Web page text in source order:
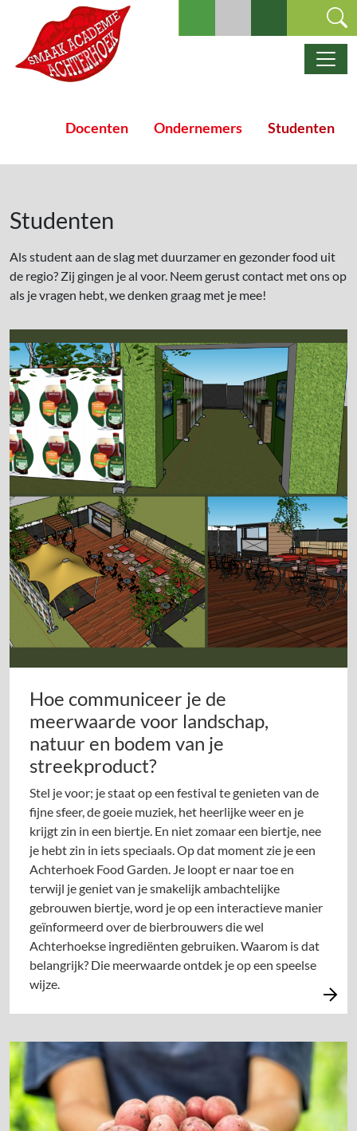
Ga naar de inhoud
Hoofdnavigatie
Docenten Ondernemers Studenten
Studenten
Als student aan de slag met duurzamer en gezonder food uit
de regio? Zij gingen je al voor. Neem gerust contact met ons op
als je vragen hebt, we denken graag met je mee!
Hoe communiceer je de
meerwaarde voor landschap,
natuur en bodem van je
streekproduct?
Stel je voor; je staat op een festival te genieten van de
fijne sfeer, de goeie muziek, het heerlijke weer en je
krijgt zin in een biertje. En niet zomaar een biertje, nee
je hebt zin in iets speciaals. Op dat moment zie je een
Achterhoek Food Garden. Je loopt er naar toe en
terwijl je geniet van je smakelijk ambachtelijke
gebrouwen biertje, word je op een interactieve manier
geïnformeerd over de bierbrouwers die wel
Achterhoekse ingrediënten gebruiken. Waarom is dat
belangrijk? Die meerwaarde ontdek je op een speelse
wijze.